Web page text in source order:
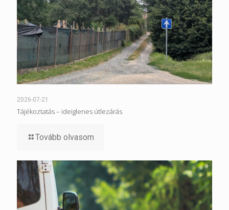
2026-07-21
Tájékoztatás – ideiglenes útlezárás
Tovább olvasom